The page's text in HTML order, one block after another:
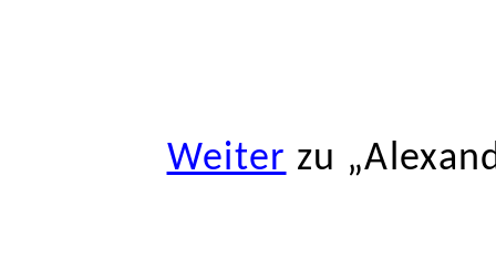
Weiter zu